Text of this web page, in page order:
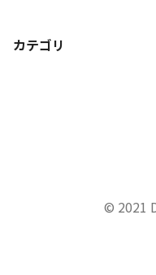
カテゴリ
© 2021